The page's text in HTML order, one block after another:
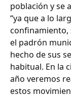
población y se
“ya que a lo
confinamiento,
el padrón
hecho de sus
habitual. En la
año veremos
estos